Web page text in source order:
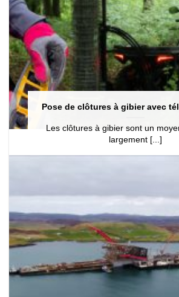
Pose de clôtures à gibier avec
Les clôtures à gibier sont un
largement [...]